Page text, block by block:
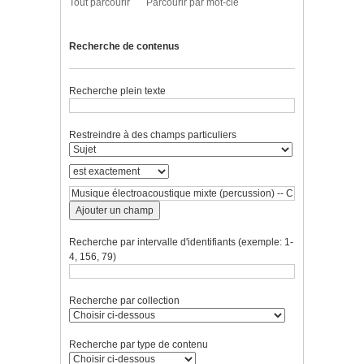
Tout parcourir Parcourir par mot-clé
Recherche de contenus
Recherche plein texte
Restreindre à des champs particuliers
Ajouter un champ
Recherche par intervalle d'identifiants (exemple: 1-
4, 156, 79)
Recherche par collection
Recherche par type de contenu